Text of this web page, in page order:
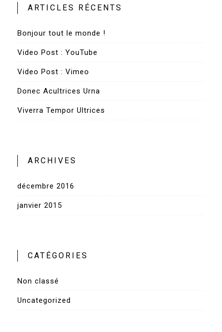
ARTICLES RÉCENTS
Bonjour tout le monde !
Video Post : YouTube
Video Post : Vimeo
Donec Acultrices Urna
Viverra Tempor Ultrices
ARCHIVES
décembre 2016
janvier 2015
CATÉGORIES
Non classé
Uncategorized